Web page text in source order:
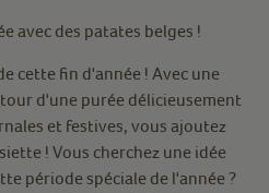
avec des patates belges !
cette fin d'année ! Avec une
d'une purée délicieusement
et festives, vous ajoutez
! Vous cherchez une idée
période spéciale de l'année ?